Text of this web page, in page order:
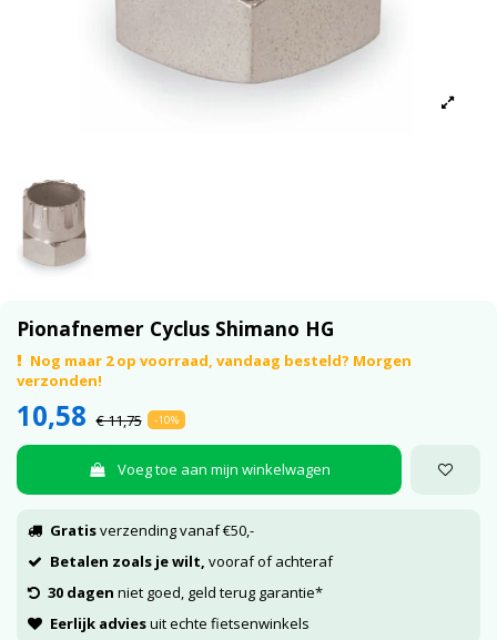
Pionafnemer Cyclus Shimano HG
Nog maar 2 op voorraad, vandaag besteld? Morgen
verzonden!
10,58 € 11,75 -10%
Voeg toe aan mijn winkelwagen
Gratisverzending vanaf €50,-
Betalen zoals je wilt, vooraf of achteraf
30 dagen niet goed, geld terug garantie*
Eerlijk adviesuit echte fietsenwinkels